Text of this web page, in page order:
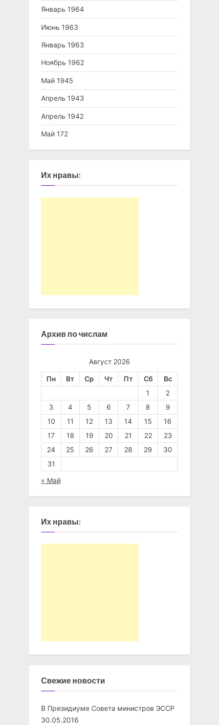
Январь 1964
Июнь 1963
Январь 1963
Ноябрь 1962
Май 1945
Апрель 1943
Апрель 1942
Май 172
Их нравы:
Архив по числам
Август 2026
Пн Вт Ср Чт Пт Сб
Вс
1
2
3
4 5 6 7 8
9
10
11 12 13 14 15
16
17
18 19 20 21 22
23
24
25 26 27 28 29
30
31
« Май
Их нравы:
Свежие новости
В Президиуме Совета министров ЭССР
30.05.2016